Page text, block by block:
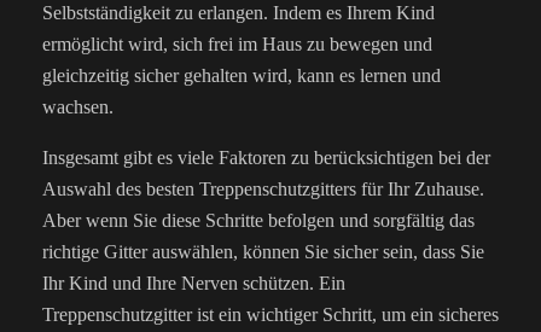
Selbstständigkeit zu erlangen. Indem es Ihrem Kind
ermöglicht wird, sich frei im Haus zu bewegen und
gleichzeitig sicher gehalten wird, kann es lernen und
wachsen.
Insgesamt gibt es viele Faktoren zu berücksichtigen bei der
Auswahl des besten Treppenschutzgitters für Ihr Zuhause.
Aber wenn Sie diese Schritte befolgen und sorgfältig das
richtige Gitter auswählen, können Sie sicher sein, dass Sie
Ihr Kind und Ihre Nerven schützen. Ein
Treppenschutzgitter ist ein wichtiger Schritt, um ein sicheres